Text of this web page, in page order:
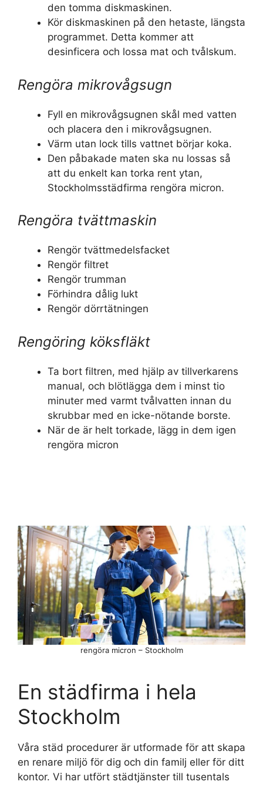
den tomma diskmaskinen.
Kör diskmaskinen på den hetaste, längsta
programmet. Detta kommer att
desinficera och lossa mat och tvålskum.
Rengöra mikrovågsugn
Fyll en mikrovågsugnen skål med vatten
och placera den i mikrovågsugnen.
Värm utan lock tills vattnet börjar koka.
Den påbakade maten ska nu lossas så
att du enkelt kan torka rent ytan,
Stockholmsstädfirma rengöra micron.
Rengöra tvättmaskin
Rengör tvättmedelsfacket
Rengör filtret
Rengör trumman
Förhindra dålig lukt
Rengör dörrtätningen
Rengöring köksfläkt
Ta bort filtren, med hjälp av tillverkarens
manual, och blötlägga dem i minst tio
minuter med varmt tvålvatten innan du
skrubbar med en icke-nötande borste.
När de är helt torkade, lägg in dem igen
rengöra micron
En städfirma i hela
Stockholm
Våra städ procedurer är utformade för att skapa
en renare miljö för dig och din familj eller för ditt
kontor. Vi har utfört städtjänster till tusentals
rengöra micron – Stockholm